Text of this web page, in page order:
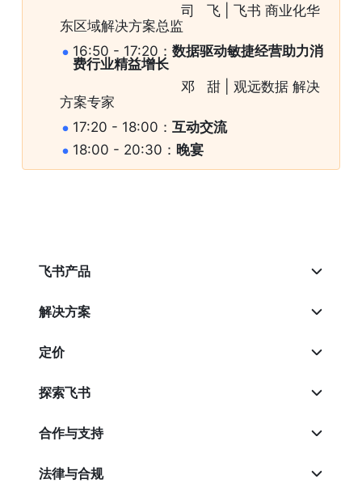
东区域解决方案总监
16:50 - 17:20：数据驱动敏捷经营助力消
费行业精益增长
方案专家
17:20 - 18:00：互动交流
18:00 - 20:30： 晚宴
飞书产品
解决方案
定价
探索飞书
合作与支持
法律与合规